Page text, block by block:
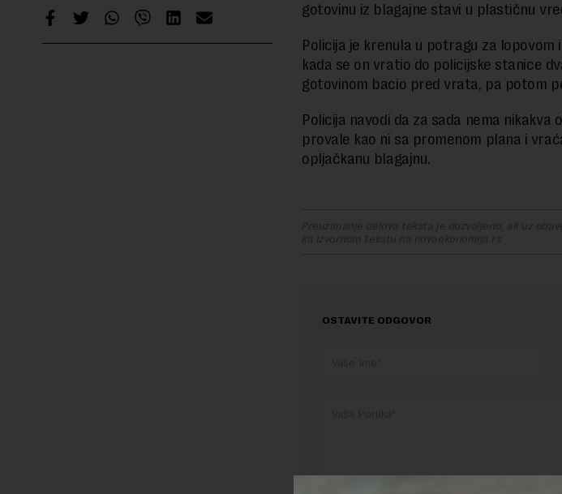
gotovinu iz blagajne stavi u plastičnu
Policija je krenula u potragu za lopovom
kada se on vratio do policijske stanice
gotovinom bacio pred vrata, pa potom
Policija navodi da za sada nema nikakva
provale kao ni sa promenom plana i
opljačkanu blagajnu.
Preuzimanje delova teksta je dozvoljeno, ali uz
ka izvornom tekstu na novaekonomija.rs
OSTAVITE ODGOVOR